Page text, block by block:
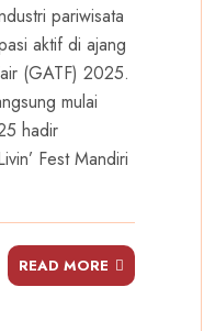
pariwisata
aktif di ajang
(GATF) 2025.
mulai
hadir
Fest Mandiri
READ MORE